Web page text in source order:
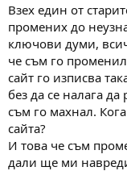
т
а
Взех един от
промених до
ключови думи,
че съм го
сайт го изписва
без да се налага да
съм го махнал.
сайта?
И това че съм
дали ще ми